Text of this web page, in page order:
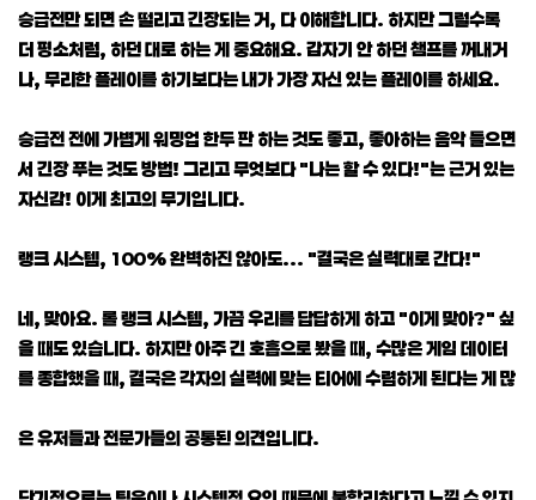
승급전만 되면 손 떨리고 긴장되는 거, 다 이해합니다. 하지만 그럴수록
더 평소처럼, 하던 대로 하는 게 중요해요. 갑자기 안 하던 챔프를 꺼내거
나, 무리한 플레이를 하기보다는 내가 가장 자신 있는 플레이를 하세요.
승급전 전에 가볍게 워밍업 한두 판 하는 것도 좋고, 좋아하는 음악 들으면
서 긴장 푸는 것도 방법! 그리고 무엇보다 "나는 할 수 있다!"는 근거 있는
자신감! 이게 최고의 무기입니다.
랭크 시스템, 100% 완벽하진 않아도... "결국은 실력대로 간다!"
네, 맞아요. 롤 랭크 시스템, 가끔 우리를 답답하게 하고 "이게 맞아?" 싶
을 때도 있습니다. 하지만 아주 긴 호흡으로 봤을 때, 수많은 게임 데이터
를 종합했을 때, 결국은 각자의 실력에 맞는 티어에 수렴하게 된다는 게 많
은 유저들과 전문가들의 공통된 의견입니다.